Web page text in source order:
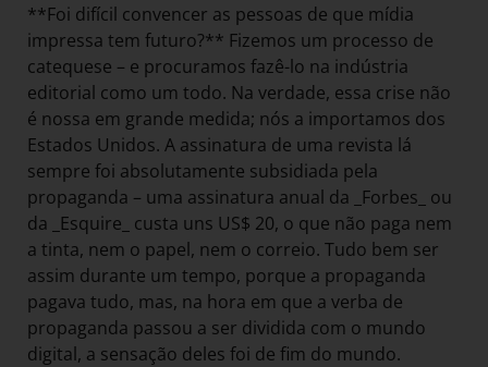
**Foi difícil convencer as pessoas de que mídia
impressa tem futuro?** Fizemos um processo de
catequese – e procuramos fazê-lo na indústria
editorial como um todo. Na verdade, essa crise não
é nossa em grande medida; nós a importamos dos
Estados Unidos. A assinatura de uma revista lá
sempre foi absolutamente subsidiada pela
propaganda – uma assinatura anual da _Forbes_ ou
da _Esquire_ custa uns US$ 20, o que não paga nem
a tinta, nem o papel, nem o correio. Tudo bem ser
assim durante um tempo, porque a propaganda
pagava tudo, mas, na hora em que a verba de
propaganda passou a ser dividida com o mundo
digital, a sensação deles foi de fim do mundo.